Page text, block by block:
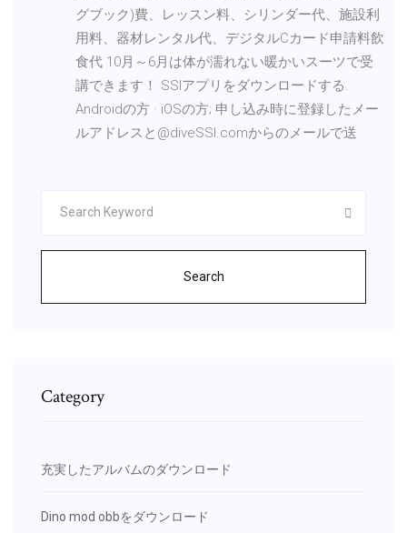
グブック)費、レッスン料、シリンダー代、施設利
用料、器材レンタル代、デジタルCカード申請料飲
食代 10月～6月は体が濡れない暖かいスーツで受
講できます！ SSIアプリをダウンロードする.
Androidの方 · iOSの方; 申し込み時に登録したメー
ルアドレスと@diveSSI.comからのメールで送
Search
Category
充実したアルバムのダウンロード
Dino mod obbをダウンロード